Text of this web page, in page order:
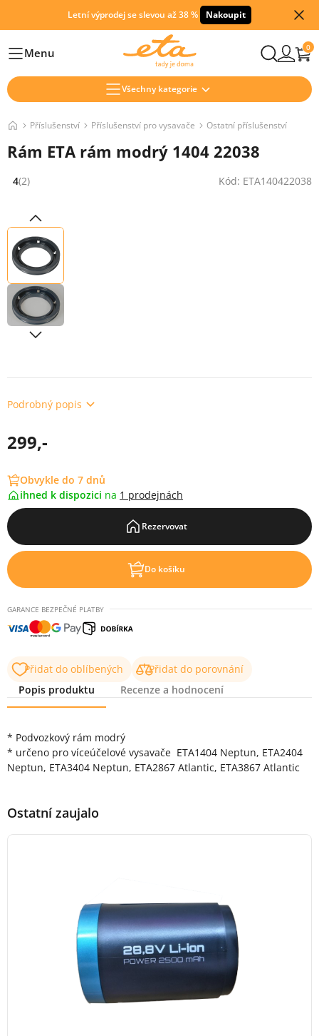
Letní výprodej se slevou až 38 % Nakoupit
HlavníMenu 0
Všechny kategorie
Příslušenství Příslušenství pro vysavače Ostatní příslušenství
Rám ETA rám modrý 1404 22038
Hodnocení: 4 z 5 (2 recenzí)
4(2) Kód: ETA140422038
Podrobný popis
299,-
Obvykle do 7 dnů
ihned k dispozici na 1 prodejnách
Rezervovat
Do košíku
GARANCE BEZPEČNÉ PLATBY
Přidat do oblíbených
Přidat do porovnání
Popis produktu
Recenze a hodnocení
* Podvozkový rám modrý
* určeno pro víceúčelové vysavače ETA1404 Neptun, ETA2404
Neptun, ETA3404 Neptun, ETA2867 Atlantic, ETA3867 Atlantic
Ostatní zaujalo